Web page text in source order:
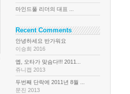
마인드풀 리더의 대표 ...
Recent Comments
안녕하세요 반가워요
이승희 2016
옙, 오타가 맞슴다!!! 2011...
쥬니캡 2013
두번째 단락에 2011년 8월 ...
문진 2013